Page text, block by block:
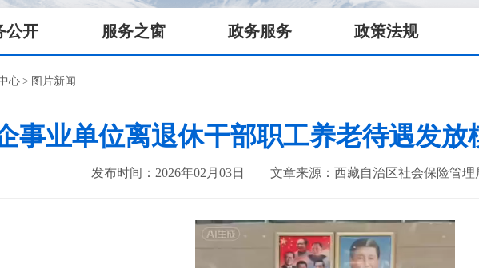
公开 服务之窗 政务服务 政策法规
心> 图片新闻
事业单位离退休干部职工养老待遇发放
发布时间：2026年02月03日 文章来源：西藏自治区社会保险管理